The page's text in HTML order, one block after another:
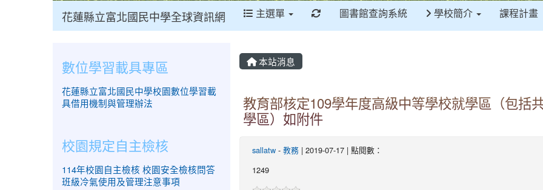
花蓮縣立富北國民中學全球資訊網 主選單 重新取得佈景設定
圖書館查詢系統 學校簡介 課程計畫
本站消息
教育部核定109學年度高級中等學校就學區（包括
學區）如附件
sallatw- 教務| 2019-07-17 | 點閱數：
1249
數位學習載具專區
花蓮縣立富北國民中學校園數位學習載
具借用機制與管理辦法
校園規定自主檢核
114年校園自主檢核 校園安全檢核問答
班級冷氣使用及管理注意事項